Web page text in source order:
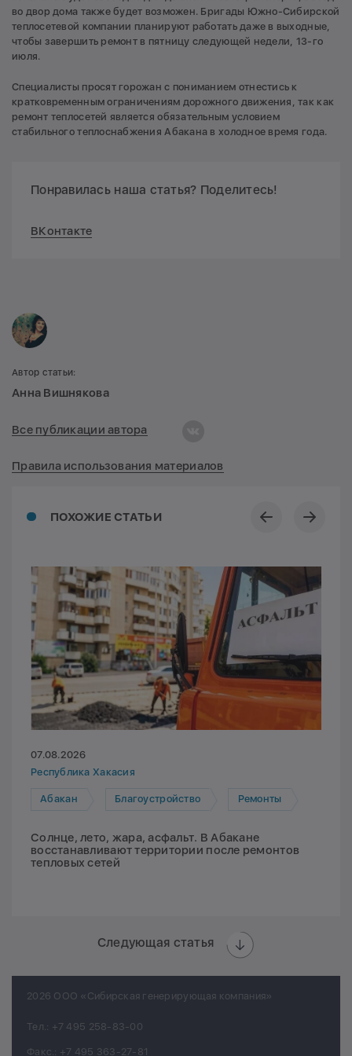
во двор дома также будет возможен. Бригады Южно-Сибирской
теплосетевой компании планируют работать даже в выходные,
чтобы завершить ремонт в пятницу следующей недели, 13-го
июля.
Специалисты просят горожан с пониманием отнестись к
кратковременным ограничениям дорожного движения, так как
ремонт теплосетей является обязательным условием
стабильного теплоснабжения Абакана в холодное время года.
Понравилась наша статья? Поделитесь!
ВКонтакте
ПОХОЖИЕ СТАТЬИ
07.08.2026
Республика Хакасия
Абакан Благоустройство Ремонты
Солнце, лето, жара, асфальт. В Абакане
восстанавливают территории после ремонтов
тепловых сетей
Следующая статья
Автор статьи:
Анна Вишнякова
Все публикации автора
Правила использования материалов
2026 ООО «Сибирская генерирующая компания»
Тел.: +7 495 258-83-00
Факс.: +7 495 363-27-81